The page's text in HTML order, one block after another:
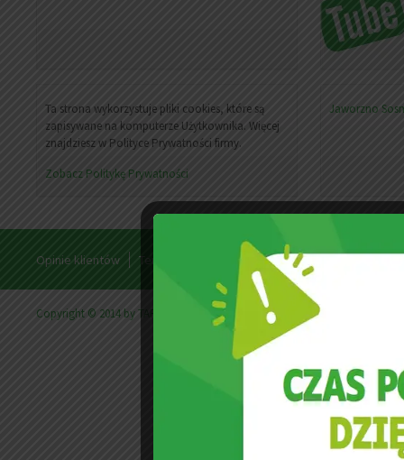
Ta strona wykorzystuje pliki cookies, które są
zapisywane na komputerze Użytkownika. Więcej
znajdziesz w Polityce Prywatności firmy.
Zobacz Politykę Prywatności
Jaworzno
Opinie klientów Teren działania Filmy wideo Cennik usług
Copyright © 2014 by TAPICARE | Powered byFirma w Anglii